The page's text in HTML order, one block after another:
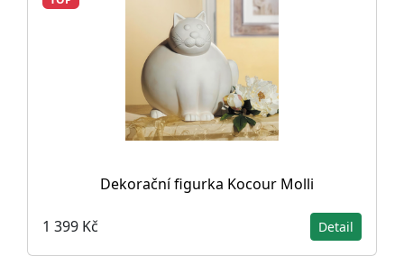
Dekorační figurka Kocour Molli
1 399 Kč Detail